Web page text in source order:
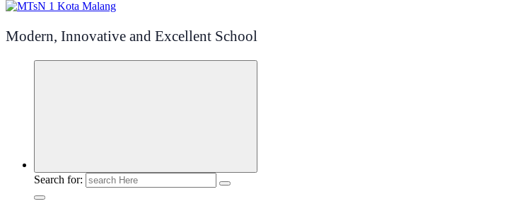
Modern, Innovative and Excellent School
Search for: